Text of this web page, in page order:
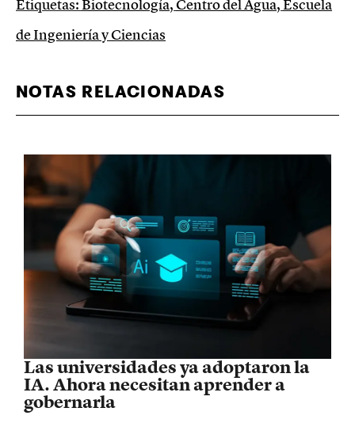
Etiquetas:Biotecnología,Centro del Agua,Escuela
de Ingeniería y Ciencias
NOTAS RELACIONADAS
Las universidades ya adoptaron la
IA. Ahora necesitan aprender a
gobernarla